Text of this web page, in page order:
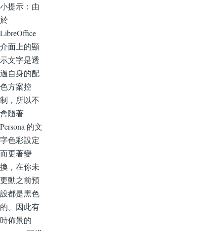
小提示：由
於
LibreOffice
介面上的顯
示文字是透
過自身的配
色方案控
制，所以不
會隨著
Persona 的文
字色彩設定
而更著變
換，在你未
更動之前預
設都是黑色
的。因此有
時佈景的